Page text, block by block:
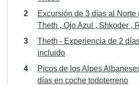
Excursión de 3 días al Norte
Theth , Ojo Azul , Shkoder ,
Theth - Experiencia de 2
incluido
Picos de los Alpes
días en coche todoterreno